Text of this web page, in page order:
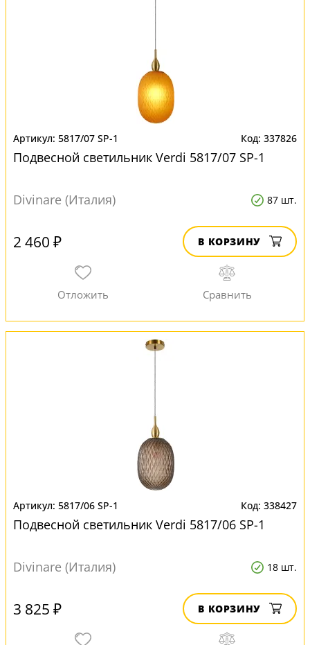
5817/07 SP-1 337826
Подвесной светильник Verdi 5817/07 SP-1
Divinare (Италия) 87 шт.
2 460 ₽ В КОРЗИНУ
5817/06 SP-1 338427
Подвесной светильник Verdi 5817/06 SP-1
Divinare (Италия) 18 шт.
3 825 ₽ В КОРЗИНУ